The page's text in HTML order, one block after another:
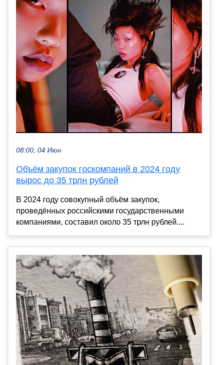
08:00, 04 Июн
Объём закупок госкомпаний в 2024 году
вырос до 35 трлн рублей
В 2024 году совокупный объём закупок,
проведённых российскими государственными
компаниями, составил около 35 трлн рублей....